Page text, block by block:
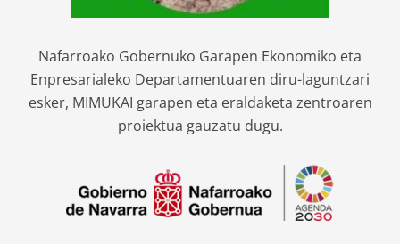
Nafarroako Gobernuko Garapen Ekonomiko eta
Enpresarialeko Departamentuaren diru-laguntzari
esker, MIMUKAI garapen eta eraldaketa zentroaren
proiektua gauzatu dugu.